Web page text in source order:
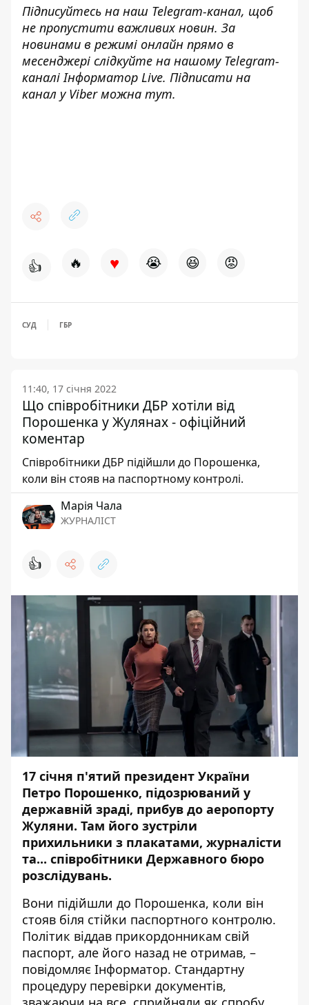
Підписуйтесь на наш Telegram-канал, щоб
не пропустити важливих новин. За
новинами в режимі онлайн прямо в
месенджері слідкуйте на нашому Telegram-
каналіІнформатор Live. Підписати на
канал у Viber можна тут.
👍 🔥 ♥ 😭 😆 😡
СУД ГБР
11:40, 17 січня 2022
Що співробітники ДБР хотіли від
Порошенка у Жулянах - офіційний
коментар
Співробітники ДБР підійшли до Порошенка,
коли він стояв на паспортному контролі.
Марія Чала
ЖУРНАЛІСТ
👍
17 січня п'ятий президент України
Петро Порошенко, підозрюваний у
державній зраді, прибув до аеропорту
Жуляни. Там його зустріли
прихильники з плакатами, журналісти
та... співробітники Державного бюро
розслідувань.
Вони підійшли до Порошенка, коли він
стояв біля стійки паспортного контролю.
Політик віддав прикордонникам свій
паспорт, але його назад не отримав, –
повідомляє Інформатор. Стандартну
процедуру перевірки документів,